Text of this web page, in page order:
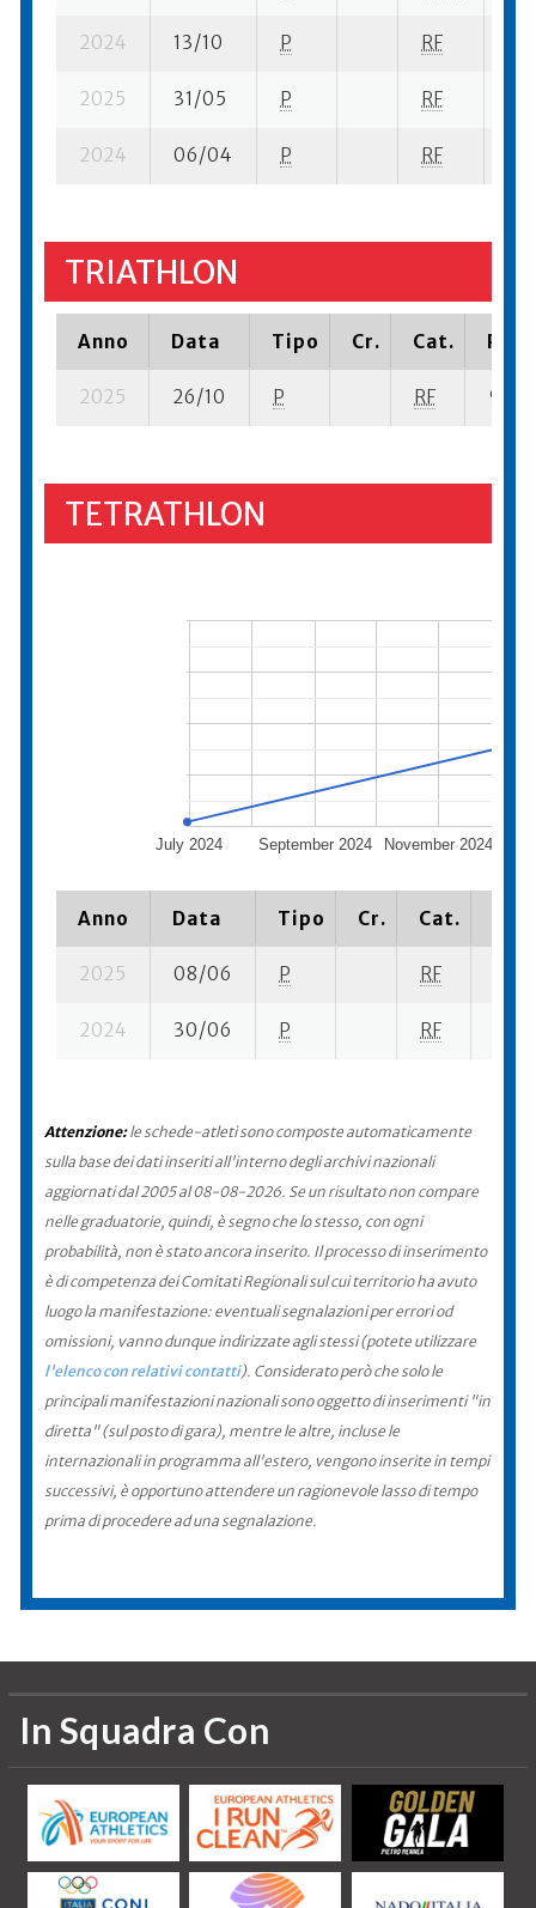
2024 13/10 P RF
2025 31/05 P RF
2024 06/04 P RF
TRIATHLON
Anno Data Tipo Cr. Cat.
2025 26/10 P RF 9 su-
TETRATHLON
July 2024 September 2024 November 2024
Anno Data Tipo Cr. Cat.
2025 08/06 P RF
2024 30/06 P RF
Attenzione:le schede-atleti sono composte automaticamente
sulla base dei dati inseriti all'interno degli archivi nazionali
aggiornati dal 2005 al 08-08-2026. Se un risultato non compare
nelle graduatorie, quindi, è segno che lo stesso, con ogni
probabilità, non è stato ancora inserito. Il processo di inserimento
è di competenza dei Comitati Regionali sul cui territorio ha avuto
luogo la manifestazione: eventuali segnalazioni per errori od
omissioni, vanno dunque indirizzate agli stessi (potete utilizzare
l'elenco con relativi contatti). Considerato però che solo le
principali manifestazioni nazionali sono oggetto di inserimenti "in
diretta" (sul posto di gara), mentre le altre, incluse le
internazionali in programma all'estero, vengono inserite in tempi
successivi, è opportuno attendere un ragionevole lasso di tempo
prima di procedere ad una segnalazione.
In Squadra Con